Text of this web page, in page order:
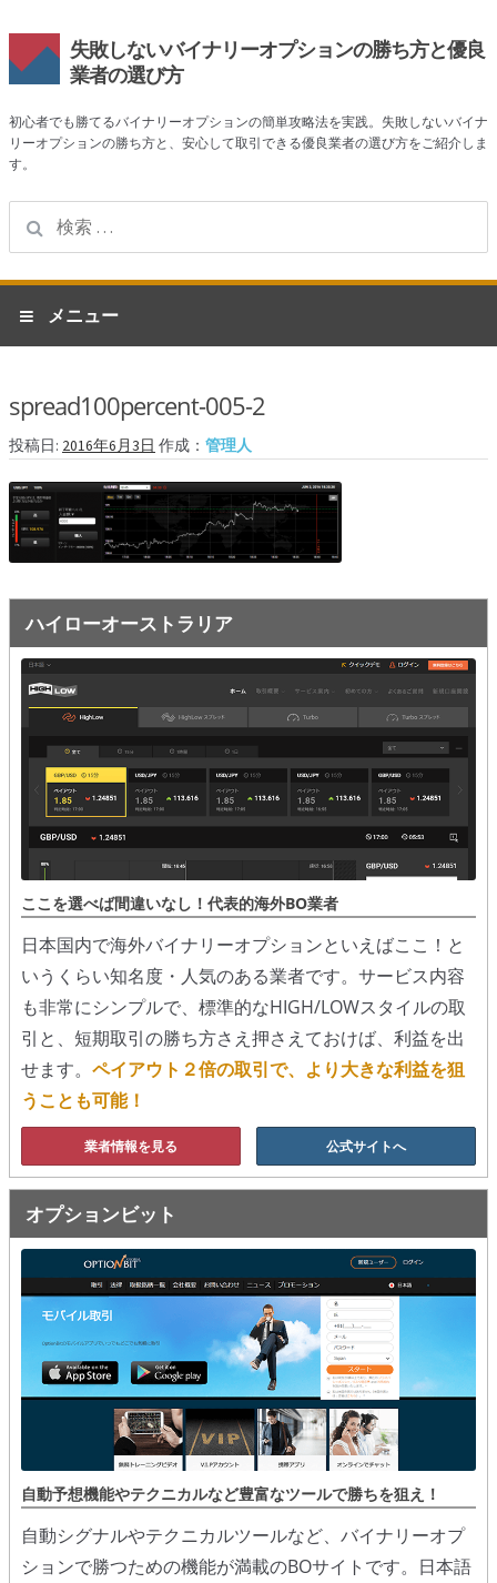
失敗しないバイナリーオプションの勝ち方と優良
業者の選び方
初心者でも勝てるバイナリーオプションの簡単攻略法を実践。失敗しないバイナ
リーオプションの勝ち方と、安心して取引できる優良業者の選び方をご紹介しま
す。
ナ
ビ
ゲ
シ
ン
へ
ス
キ
ッ
プ
コ
ン
テ
ツ
ス
キ
ッ
プ
メニュー
業者一覧
ハイローオーストラリア
オプションビット
ファイブスターズオプション
初心者講座
基本ルール・取引のしかた
トレンドを見極める
トレンド順張りで勝つ方法
逆張りと相場変動のしくみ
シグナルはダマシに注意
攻略法まとめ
ローソク足チャート
移動平均線
トレンド順張り
MACD
RSI
ボリンジャーバンド
ストラテジーアドバイザー
スポットフォロー
トレーダーズ・チョイス
スプレッド取引
アルゴビット
シグナルズ
詐欺・ステマなどBO裏話
spread100percent-005-2
投稿日: 2016年6月3日 作成： 管理人
ハイローオーストラリア
ここを選べば間違いなし！代表的海外BO業者
日本国内で海外バイナリーオプションといえばここ！と
いうくらい知名度・人気のある業者です。サービス内容
も非常にシンプルで、標準的なHIGH/LOWスタイルの取
引と、短期取引の勝ち方さえ押さえておけば、利益を出
せます。 ペイアウト２倍の取引で、より大きな利益を狙
うことも可能！
業者情報を見る 公式サイトへ
オプションビット
自動予想機能やテクニカルなど豊富なツールで勝ちを狙え！
自動シグナルやテクニカルツールなど、バイナリーオプ
ションで勝つための機能が満載のBOサイトです。日本語